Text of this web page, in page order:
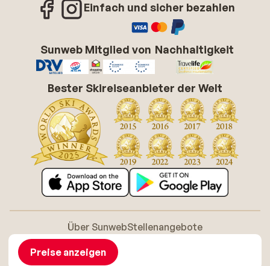
Preise anzeigen
Einfach und sicher bezahlen
Sunweb Mitglied von Nachhaltigkeit
Bester Skireiseanbieter der Welt
Über SunwebStellenangebote
Allgemeine Geschäftsbedingungen (AGB)
Cookie-RichtlinieBarrierefreiheitserklarung
Sitemap